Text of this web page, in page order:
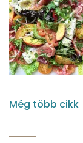
Még több cikk